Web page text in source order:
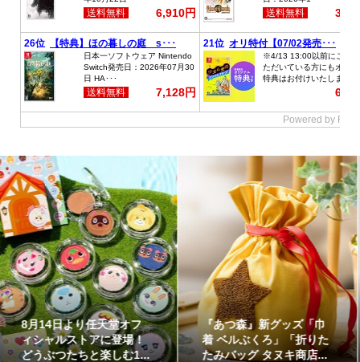
イラストが特徴的な『ス
ーパーマリオブラザー
ズ』のフロート【kikai...
原作再現がスゴい「ギャ
ラクシーコート」の細部
に注目！元ネタも合わ...